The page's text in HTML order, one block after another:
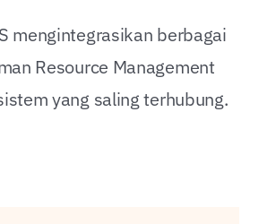
mengintegrasikan berbagai
Resource Management
yang saling terhubung.